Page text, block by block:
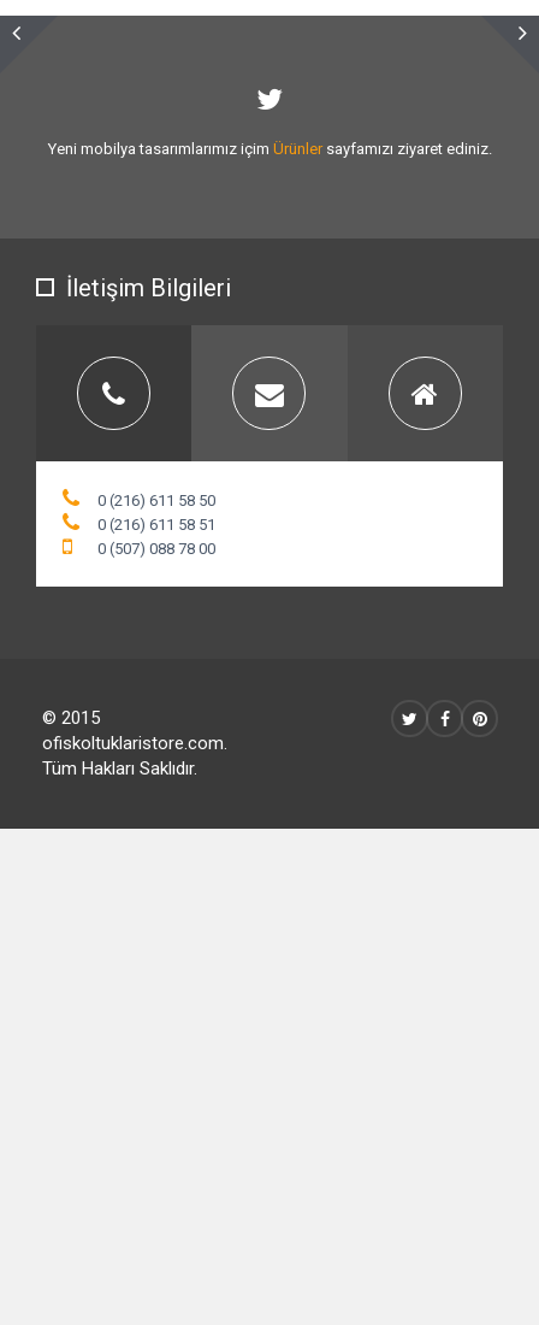
Sizlere vermiş olduğumuzhizmet kalitesiniartırmak için var gücümüzle
İletişim Bilgileri
0 (216) 611 58 50
0 (216) 611 58 51
© 2015
ofiskoltuklaristore.com.